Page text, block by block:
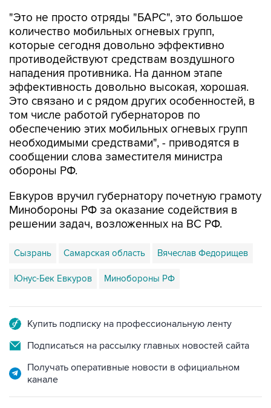
"Это не просто отряды "БАРС", это большое
количество мобильных огневых групп,
которые сегодня довольно эффективно
противодействуют средствам воздушного
нападения противника. На данном этапе
эффективность довольно высокая, хорошая.
Это связано и с рядом других особенностей, в
том числе работой губернаторов по
обеспечению этих мобильных огневых групп
необходимыми средствами", - приводятся в
сообщении слова заместителя министра
обороны РФ.
Евкуров вручил губернатору почетную грамоту
Минобороны РФ за оказание содействия в
решении задач, возложенных на ВС РФ.
Сызрань Самарская область Вячеслав Федорищев
Юнус-Бек Евкуров Минобороны РФ
Купить подписку на профессиональную ленту
Подписаться на рассылку главных новостей сайта
Получать оперативные новости в официальном
канале